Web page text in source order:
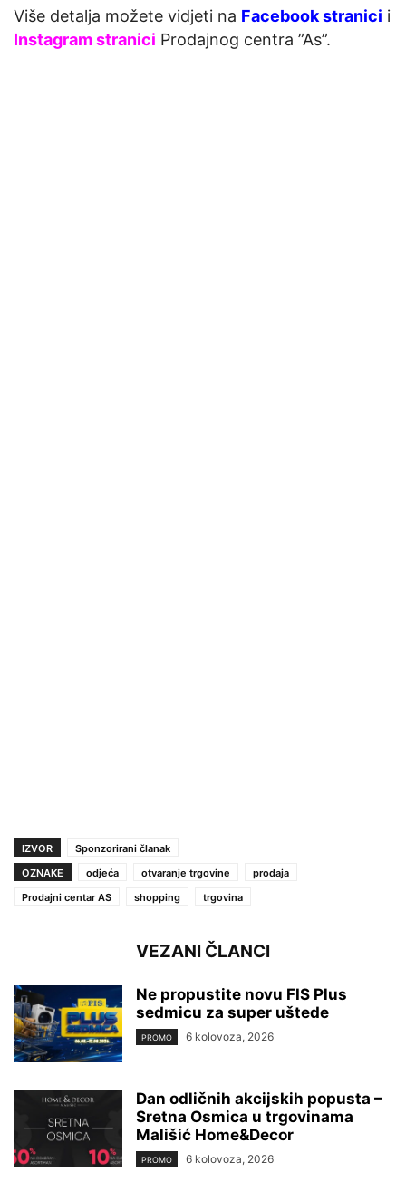
Više detalja možete vidjeti na Facebook stranici i
Instagram stranici Prodajnog centra ”As”.
IZVOR
Sponzorirani članak
OZNAKE
odjeća otvaranje trgovine
prodaja
Prodajni centar AS
shopping trgovina
VEZANI ČLANCI
Ne propustite novu FIS Plus
sedmicu za super uštede
PROMO 6 kolovoza, 2026
Dan odličnih akcijskih popusta –
Sretna Osmica u trgovinama
Mališić Home&Decor
PROMO 6 kolovoza, 2026